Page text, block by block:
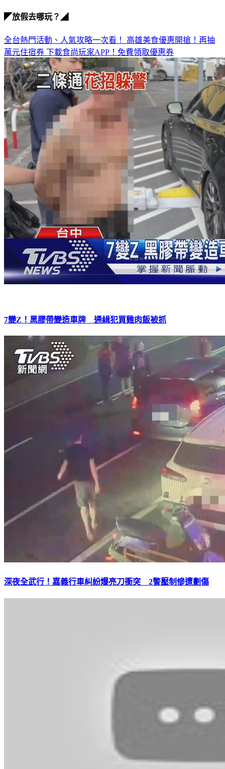
◤放假去哪玩？◢
全台熱門活動、人氣攻略一次看！ 高雄美食優惠開搶！再抽
萬元住宿券 下載食尚玩家APP！免費領取優惠券
7變Z！黑膠帶變造車牌 通緝犯買雞肉飯被抓
深夜全武行！嘉義行車糾紛爆亮刀衝突 2警壓制慘遭劃傷